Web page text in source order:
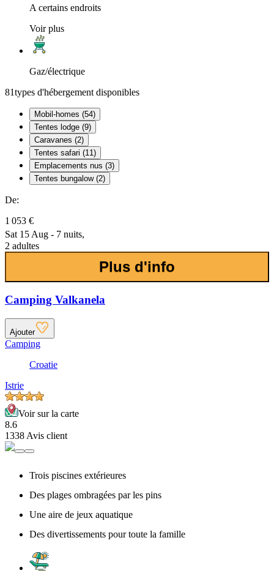
A certains endroits
Voir plus
Gaz/électrique
81types d'hébergement disponibles
Mobil-homes (54)
Tentes lodge (9)
Caravanes (2)
Tentes safari (11)
Emplacements nus (3)
Tentes bungalow (2)
De:
1 053 €
Sat 15 Aug - 7 nuits,
2 adultes
Plus d'info
Camping Valkanela
Ajouter
Camping
Croatie
Istrie
Voir sur la carte
8.6
1338 Avis client
Trois piscines extérieures
Des plages ombragées par les pins
Une aire de jeux aquatique
Des divertissements pour toute la famille